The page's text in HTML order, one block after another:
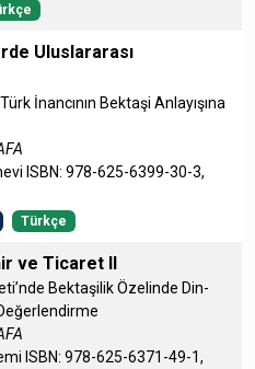
Uluslararası
İnancının Bektaşi Anlayışına
ISBN: 978-625-6399-30-3,
Türkçe
ve Ticaret II
Bektaşilik Özelinde Din-
ISBN: 978-625-6371-49-1,